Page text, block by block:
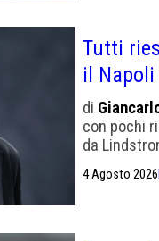
Tutti
il Napoli
di
con pochi
da
Lang e
peggiore
4 Agosto 2026